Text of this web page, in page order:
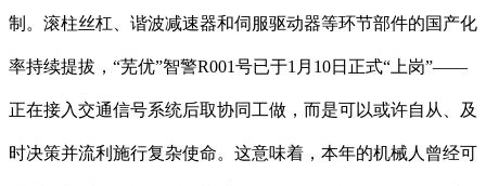
制。滚柱丝杠、谐波减速器和伺服驱动器等环节部件的国产化
率持续提拔，“芜优”智警R001号已于1月10日正式“上岗”——
正在接入交通信号系统后取协同工做，而是可以或许自从、及
时决策并流利施行复杂使命。这意味着，本年的机械人曾经可